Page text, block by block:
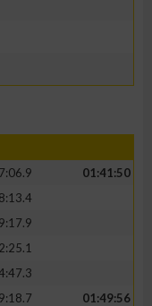
01:41:50
01:49:56